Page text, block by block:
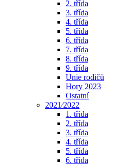
2. třída
3. třída
4. třída
5. třída
6. třída
7. třída
8. třída
9. třída
Unie rodičů
Hory 2023
Ostatní
2021⁄2022
1. třída
2. třída
3. třída
4. třída
5. třída
6. třída